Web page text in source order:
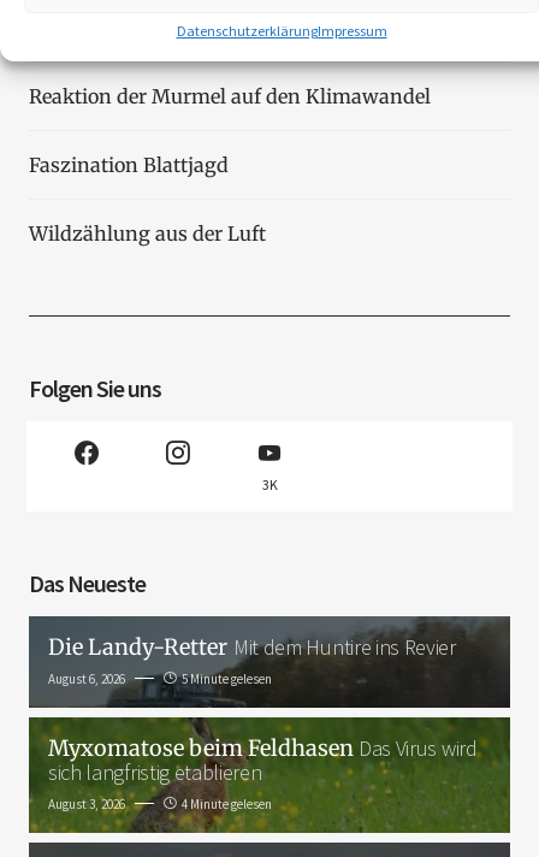
DatenschutzerklärungImpressum
Myxomatose beim Feldhasen
Reaktion der Murmel auf den Klimawandel
Faszination Blattjagd
Wildzählung aus der Luft
Folgen Sie uns
3K
Das Neueste
Die Landy-Retter Mit dem Huntire ins Revier
August 6, 2026 5 Minute gelesen
Myxomatose beim Feldhasen Das Virus wird
sich langfristig etablieren
August 3, 2026 4 Minute gelesen